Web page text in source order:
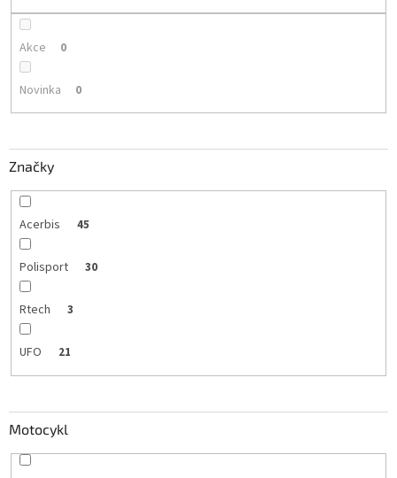
Akce 0
Novinka 0
Značky
Acerbis 45
Polisport 30
Rtech 3
UFO 21
Motocykl